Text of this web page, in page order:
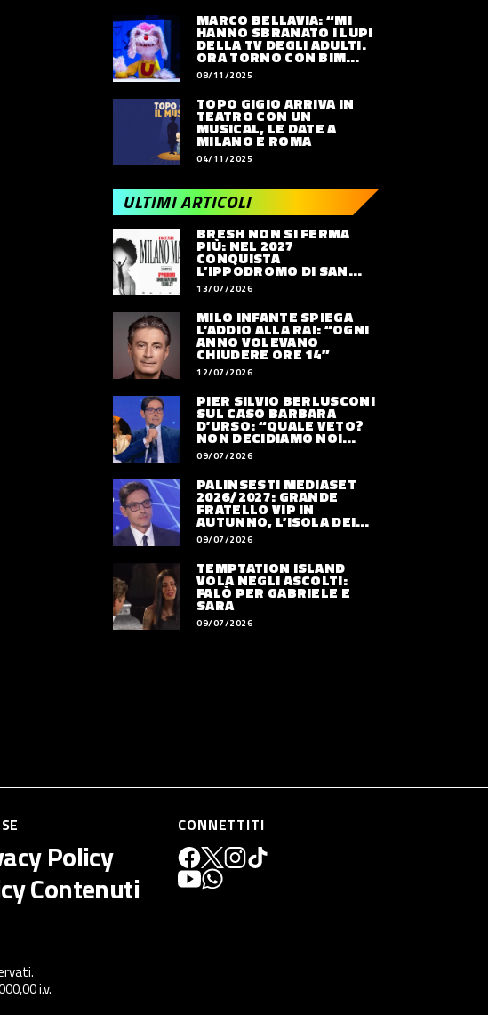
MARCO BELLAVIA: “MI
HANNO SBRANATO I LUPI
DELLA TV DEGLI ADULTI.
ORA TORNO CON BIM
BUM BAM PARTY”
08/11/2025
TOPO GIGIO ARRIVA IN
TEATRO CON UN
MUSICAL, LE DATE A
MILANO E ROMA
04/11/2025
ULTIMI ARTICOLI
BRESH NON SI FERMA
PIÙ: NEL 2027
CONQUISTA
L’IPPODROMO DI SAN
SIRO CON “MILANO
MAREA”
13/07/2026
MILO INFANTE SPIEGA
L’ADDIO ALLA RAI: “OGNI
ANNO VOLEVANO
CHIUDERE ORE 14”
12/07/2026
PIER SILVIO BERLUSCONI
SUL CASO BARBARA
D’URSO: “QUALE VETO?
NON DECIDIAMO NOI
DOVE LAVORERÀ”
09/07/2026
PALINSESTI MEDIASET
2026/2027: GRANDE
FRATELLO VIP IN
AUTUNNO, L’ISOLA DEI
FAMOSI SLITTA AL 2027
09/07/2026
TEMPTATION ISLAND
VOLA NEGLI ASCOLTI:
FALÒ PER GABRIELE E
SARA
09/07/2026
Policy
Contenuti
CONNETTITI
i.v.